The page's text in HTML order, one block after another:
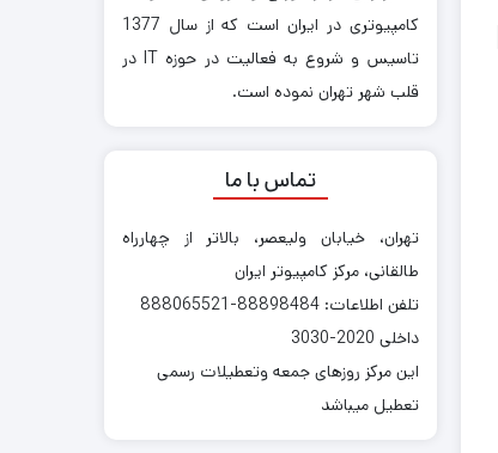
کامپیوتری در ایران است که از سال 1377
تاسیس و شروع به فعالیت در حوزه IT در
قلب شهر تهران نموده است.
تماس با ما
تهران، خیابان ولیعصر، بالاتر از چهارراه
طالقانی، مرکز کامپیوتر ایران
تلفن اطلاعات: 88898484-888065521
داخلی 2020-3030
این مرکز روزهای جمعه وتعطیلات رسمی
تعطیل میباشد